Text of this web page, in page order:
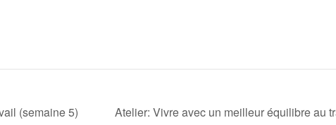
(semaine 5) Atelier: Vivre avec un meilleur équilibre au